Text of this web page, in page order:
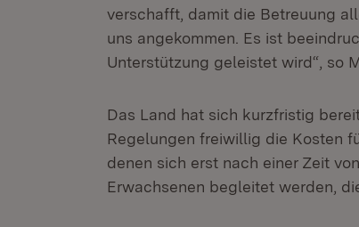
verschafft, damit die Betreuung
uns angekommen. Es ist
Unterstützung geleistet wird“, so
Das Land hat sich kurzfristig
Regelungen freiwillig die Kosten
denen sich erst nach einer Zeit
Erwachsenen begleitet werden,